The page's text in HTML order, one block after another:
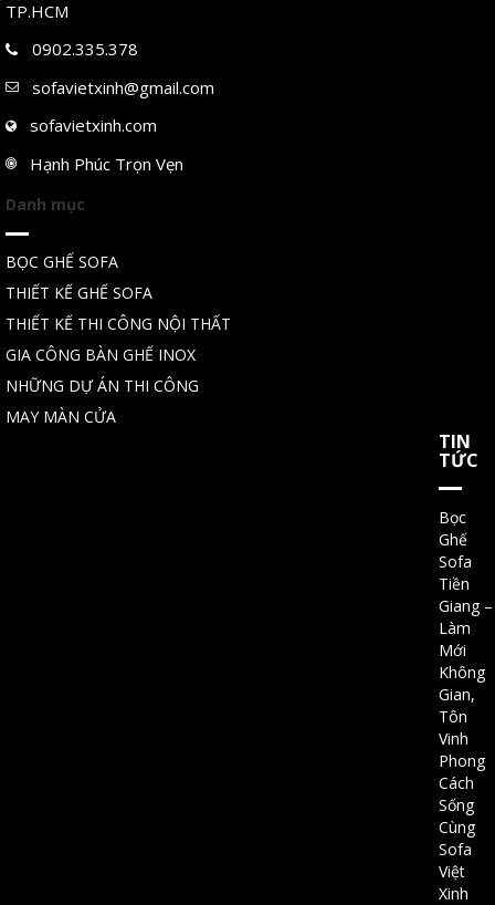
TP.HCM
0902.335.378
sofavietxinh@gmail.com
sofavietxinh.com
Hạnh Phúc Trọn Vẹn
Danh mục
BỌC GHẾ SOFA
THIẾT KẾ GHẾ SOFA
THIẾT KẾ THI CÔNG NỘI THẤT
GIA CÔNG BÀN GHẾ INOX
NHỮNG DỰ ÁN THI CÔNG
MAY MÀN CỬA
TIN
TỨC
Bọc
Ghế
Sofa
Tiền
Giang –
Làm
Mới
Không
Gian,
Tôn
Vinh
Phong
Cách
Sống
Cùng
Sofa
Việt
Xinh